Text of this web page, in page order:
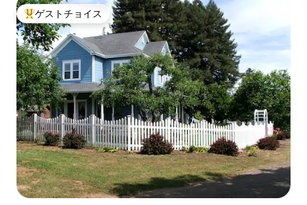
大好評のゲストチョイスです。
ゲストチョイス